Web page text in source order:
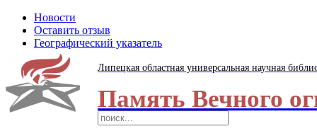
Новости
Оставить отзыв
Географический указатель
Липецкая областная универсальная научная
Память Вечного